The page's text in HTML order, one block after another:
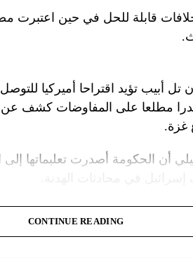
قابلة للحل في حين اعتبرت
تل أبيب تؤيد اقتراحا أميركيا
مطلعا على المفاوضات كشف
غزة.
أن الحكومة أصدرت تعليماتها
إلى أن المؤسسة الأمنية تقدّر
CONTINUE READING